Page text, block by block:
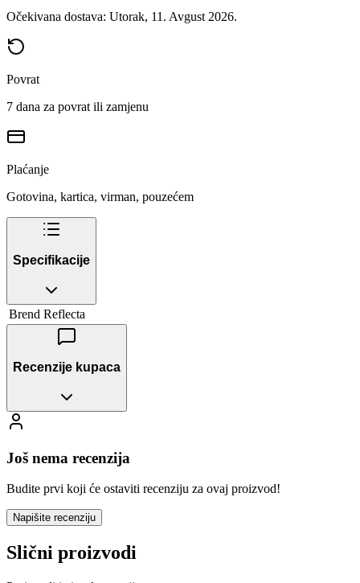
Očekivana dostava: Utorak, 11. Avgust 2026.
Povrat
7 dana za povrat ili zamjenu
Plaćanje
Gotovina, kartica, virman, pouzećem
Specifikacije
Brend Reflecta
Recenzije kupaca
Još nema recenzija
Budite prvi koji će ostaviti recenziju za ovaj proizvod!
Napišite recenziju
Slični proizvodi